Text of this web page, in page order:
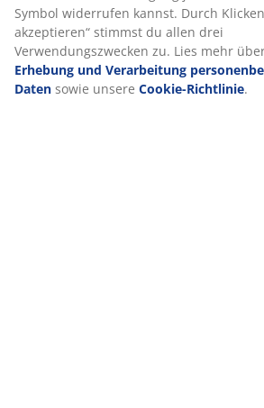
Bewertungen
(7 )